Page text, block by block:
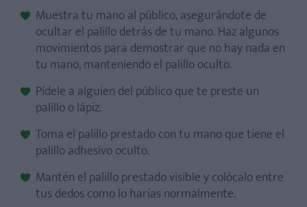
Muestra tu mano al público, asegurándote de
ocultar el palillo detrás de tu mano. Haz algunos
movimientos para demostrar que no hay nada en
tu mano, manteniendo el palillo oculto.
Pídele a alguien del público que te preste un
palillo o lápiz.
Toma el palillo prestado con tu mano que tiene el
palillo adhesivo oculto.
Mantén el palillo prestado visible y colócalo entre
tus dedos como lo harías normalmente.